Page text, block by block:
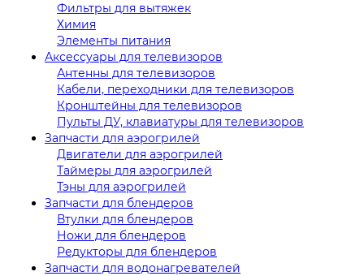
Фильтры для вытяжек
Химия
Элементы питания
Аксессуары для телевизоров
Антенны для телевизоров
Кабели, переходники для телевизоров
Кронштейны для телевизоров
Пульты ДУ, клавиатуры для телевизоров
Запчасти для аэрогрилей
Двигатели для аэрогрилей
Таймеры для аэрогрилей
Тэны для аэрогрилей
Запчасти для блендеров
Втулки для блендеров
Ножи для блендеров
Редукторы для блендеров
Запчасти для водонагревателей